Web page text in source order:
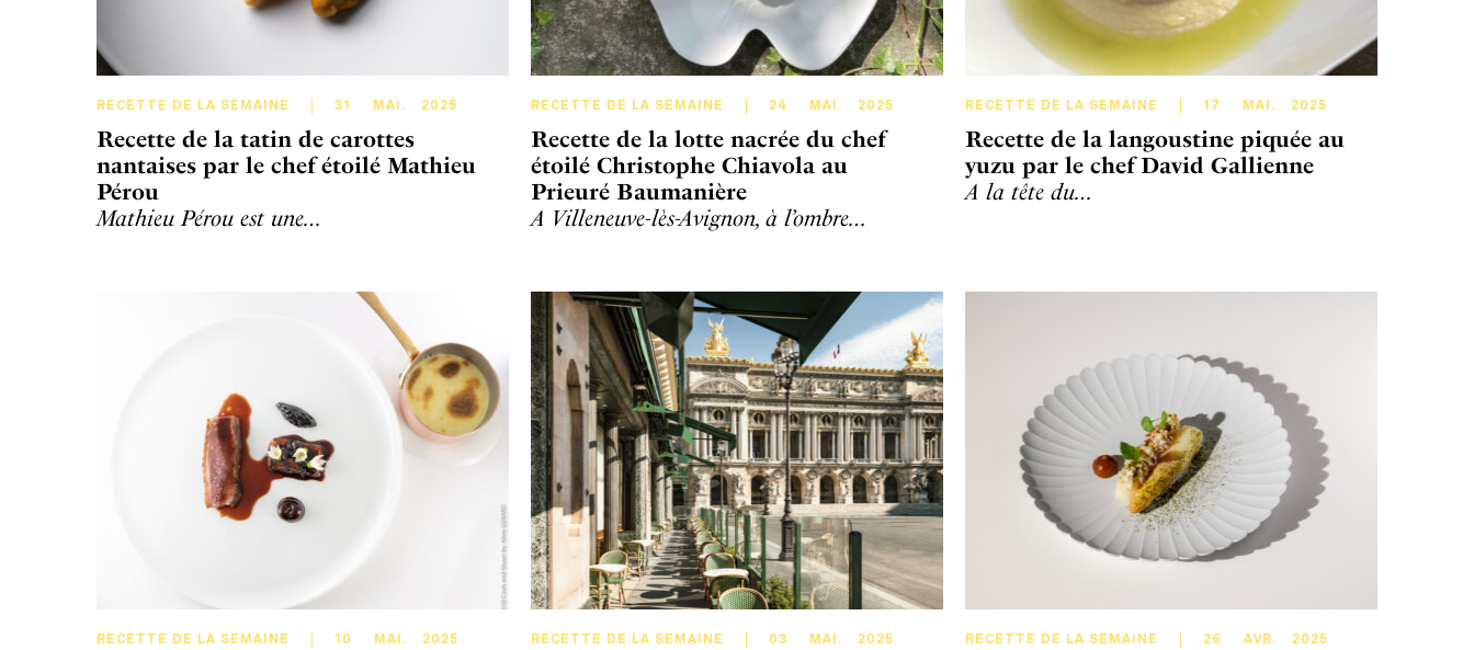
RECETTE DE LA SEMAINE 31 MAI . 2025
Recette de la tatin de carottes
nantaises par le chef étoilé Mathieu
Pérou
Mathieu Pérou est une…
RECETTE DE LA SEMAINE 24 MAI . 2025
Recette de la lotte nacrée du chef
étoilé Christophe Chiavola au
Prieuré Baumanière
A Villeneuve-lès-Avignon, à l’ombre…
RECETTE DE LA SEMAINE 17 MAI . 2025
Recette de la langoustine piquée au
yuzu par le chef David Gallienne
A la tête du…
RECETTE DE LA SEMAINE 10 MAI . 2025 RECETTE DE LA SEMAINE 03 MAI . 2025 RECETTE DE LA SEMAINE 26 AVR. 2025